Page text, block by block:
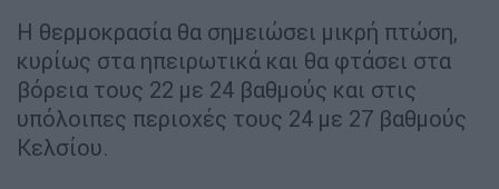
Η θερμοκρασία θα σημειώσει μικρή πτώση,
κυρίως στα ηπειρωτικά και θα φτάσει στα
βόρεια τους 22 με 24 βαθμούς και στις
υπόλοιπες περιοχές τους 24 με 27 βαθμούς
Κελσίου.